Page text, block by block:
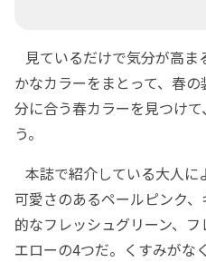
見ているだけで気分が高ま
かなカラーをまとって、春
分に合う春カラーを見つけ
う。
本誌で紹介している大人に
可愛さのあるペールピンク
的なフレッシュグリーン、
エローの4つだ。くすみがな